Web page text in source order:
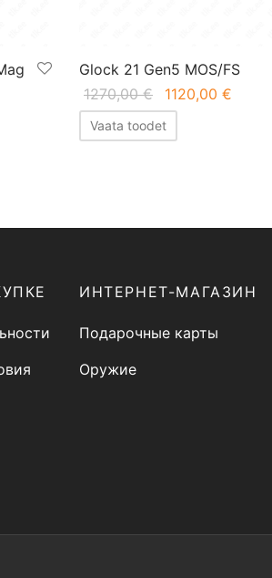
Glock 21 Gen5 MOS/FS
1270,00€
Первоначальная
цена
составляла
1120,00 €
Vaata toodet
ИНТЕРНЕТ-МАГАЗИН
Подарочные карты
Оружие